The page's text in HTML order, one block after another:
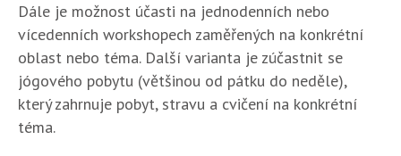
Dále je možnost účasti na jednodenních nebo
vícedenních workshopech zaměřených na konkrétní
oblast nebo téma. Další varianta je zúčastnit se
jógového pobytu (většinou od pátku do neděle),
který zahrnuje pobyt, stravu a cvičení na konkrétní
téma.